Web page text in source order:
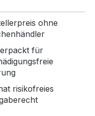
ohne
für
risikofreies